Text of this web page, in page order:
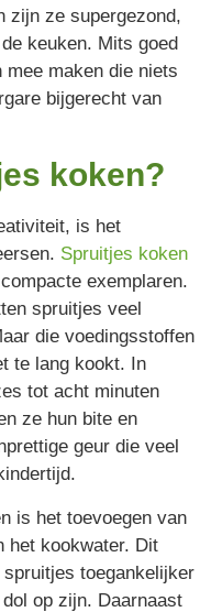
zijn ze supergezond,
keuken. Mits goed
maken die niets
bijgerecht van
koken?
is het
Spruitjes koken
exemplaren.
spruitjes veel
die voedingsstoffen
te lang kookt. In
tot acht minuten
ze hun bite en
geur die veel
is het toevoegen van
het kookwater. Dit
toegankelijker
op zijn. Daarnaast